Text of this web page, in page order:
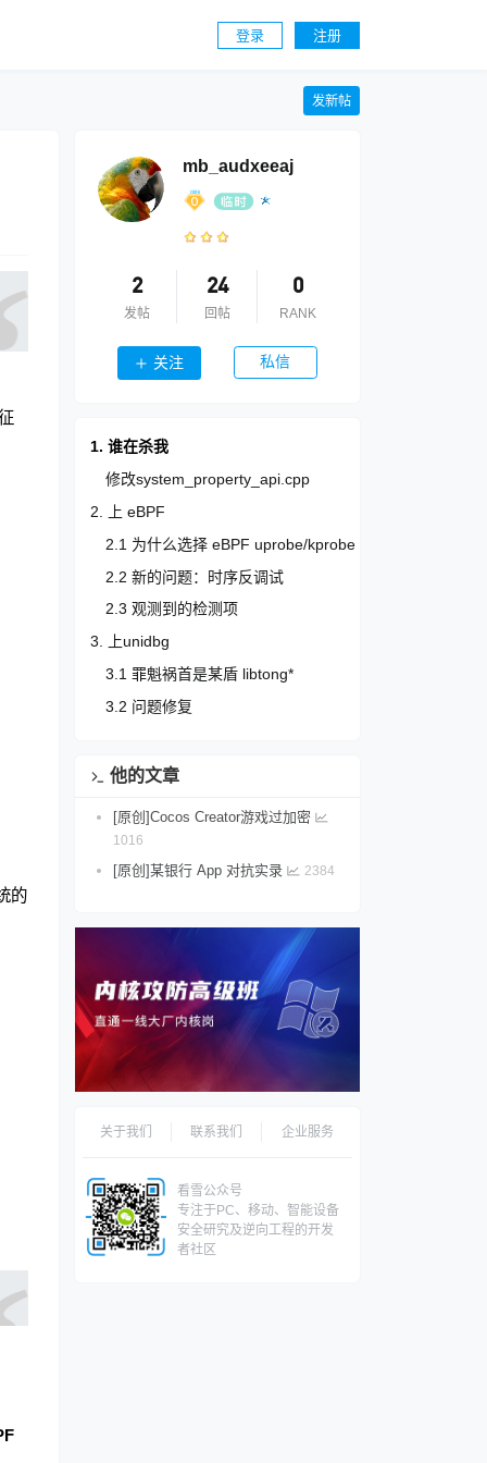
登录 注册
发新帖
的
mb_audxeeaj
2
发帖
24
回帖
0
RANK
关注 私信
1. 谁在杀我
修改system_property_api.cpp
2. 上 eBPF
2.1 为什么选择 eBPF uprobe/kprobe
2.2 新的问题：时序反调试
2.3 观测到的检测项
3. 上unidbg
3.1 罪魁祸首是某盾 libtong*
3.2 问题修复
他的文章
[原创]Cocos Creator游戏过加密
1016
[原创]某银行 App 对抗实录 2384
关于我们 联系我们 企业服务
看雪公众号
专注于PC、移动、智能设备
安全研究及逆向工程的开发
者社区